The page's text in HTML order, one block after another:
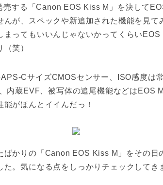
売する「Canon EOS Kiss M」を決して
んが、スペックや新追加された機能を見て
まってもいいんじゃないかってくらいEOS
笑）
CサイズCMOSセンサー、ISO感度は
内蔵EVF、被写体の追尾機能などはEOS
がほんとイイんだっ！
ばかりの「Canon EOS Kiss M」をその日
た。気になる点をしっかりチェックしてき